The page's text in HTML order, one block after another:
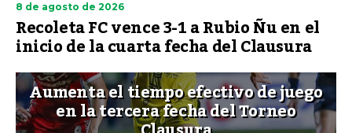
8 de agosto de 2026
Recoleta FC vence 3-1 a Rubio Ñu en el
inicio de la cuarta fecha del Clausura
Aumenta el tiempo efectivo de juego
en la tercera fecha del Torneo